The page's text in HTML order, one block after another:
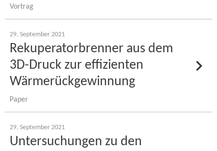
Vortrag
29. September 2021
Rekuperatorbrenner aus dem
3D-​Druck zur effizienten
Wärmerückgewinnung
Paper
29. September 2021
Untersuchungen zu den